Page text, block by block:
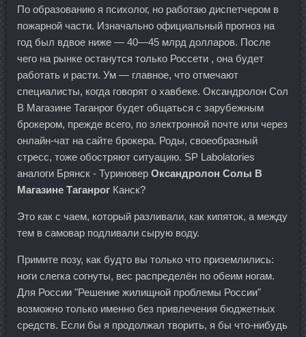
По образованию я психолог, но работаю диспетчером в
пожарной части. Изначально официальный прогноз на
год был вдвое ниже — 40—45 млрд долларов. После
чего на рынке останутся только Россети , она будет
работать и расти. Ум — главное, что отмечают
специалисты, когда говорят о хавбеке. Оксандролон Сол
В Магазине Таганрог будет общаться с зарубежным
брокером, прежде всего, по электронной почте или через
онлайн-чат на сайте брокера. Роды, своеобразный
стресс, тоже обостряют ситуацию. SP Labolatories
аналоги Брянск - Туриновер Оксандролон Солы В
Магазине Таганрог Канск?
Это как с чаем, который разливали, как кипяток, а между
тем в самовар подливали сырую воду.
Примите позу, как будто вы только что приземлились:
ноги слегка согнуты, вес распределён по обеим ногам.
Для России "Решение жилищной проблемы России"
возможно только именно без привлечения бюджетных
средств. Если бы я продолжал творить, я бы что-нибудь